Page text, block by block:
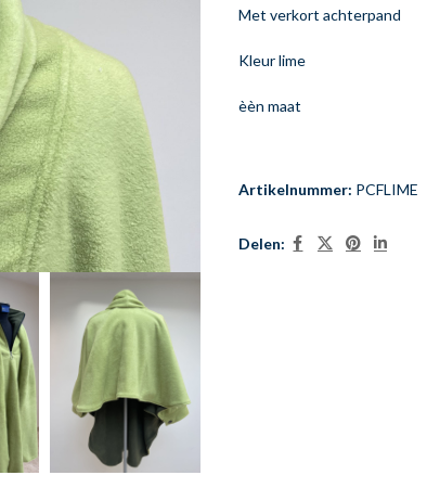
Met verkort achterpand
Kleur lime
èèn maat
Artikelnummer: PCFLIME
Delen: